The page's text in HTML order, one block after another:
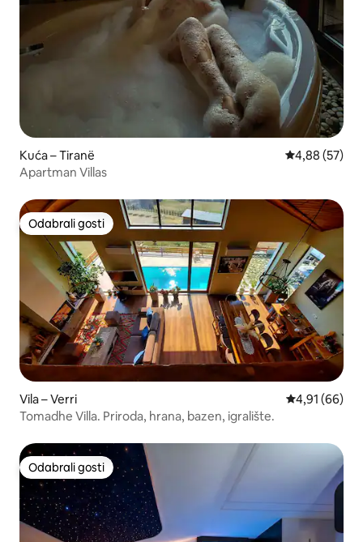
Kuća – Tiranë Prosječna
4,88 (57)
Apartman Villas
Odabrali gosti
Odabrali gosti
Vila – Verri Prosječna
4,91 (66)
Tomadhe Villa. Priroda, hrana, bazen, igralište.
Odabrali gosti
Odabrali gosti